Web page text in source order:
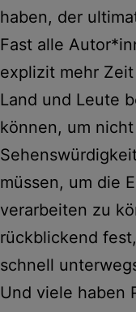
haben, der
Fast alle
explizit mehr
Land und Leute
können, um nicht
müssen, um die
verarbeiten zu
rückblickend
schnell
Und viele haben